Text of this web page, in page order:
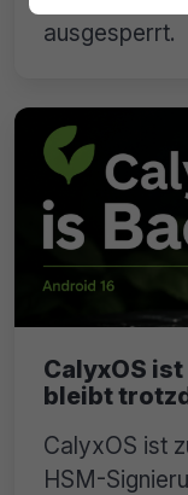
ausgesperrt.
CalyxOS
bleibt
CalyxOS ist
HSM-